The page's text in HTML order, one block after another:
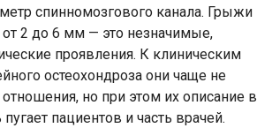
спинномозгового канала. Грыжи
2 до 6 мм — это незначимые,
проявления. К клиническим
остеохондроза они чаще не
но при этом их описание в
пациентов и часть врачей.